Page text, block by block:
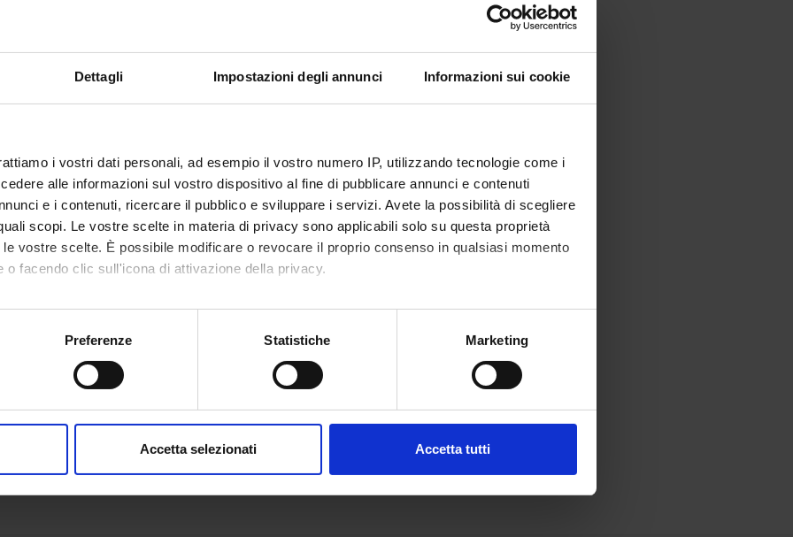
Dettagli Impostazioni degli annunci Informazioni sui cookie
i vostri dati personali, ad esempio il vostro numero IP, utilizzando tecnologie come i
alle informazioni sul vostro dispositivo al fine di pubblicare annunci e contenuti
e i contenuti, ricercare il pubblico e sviluppare i servizi. Avete la possibilità di scegliere
scopi. Le vostre scelte in materia di privacy sono applicabili solo su questa proprietà
vostre scelte. È possibile modificare o revocare il proprio consenso in qualsiasi momento
o facendo clic sull'icona di attivazione della privacy.
anche:
sulla tua posizione geografica, con un'approssimazione di qualche metro,
in qualsiasi momento dalla Dichiarazione sui cookie.
Preferenze Statistiche Marketing
Accetta selezionati Accetta tutti